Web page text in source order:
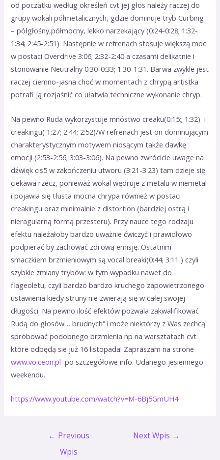
od początku według określeń cvt jej głos należy raczej do
grupy wokali półmetalicznych, gdzie dominuje tryb Curbing
– półgłośny,półmocny, lekko narzekający (0:24-0:28; 1:32-
1:34; 2:45-2:51). Następnie w refrenach stosuje większą moc
w postaci Overdrive 3:06; 2:32-2:40 a czasami delikatnie i
stonowanie Neutralny 0:30-0:33; 1:30-1:31. Barwa zwykle jest
raczej ciemno-jasna choć w momentach z chrypą artistka
potrafi ją rozjaśnić co ułatwia techniczne wykonanie chryp.
Na pewno Ruda wykorzystuje mnóstwo creaku(0:15;; 1:32) i
creakingu( 1:27; 2:44; 2:52)/W refrenach jest on dominującym
charakterystycznym motywem niosącym także dawkę
emocji (2:53-2:56; 3:03-3:06). Na pewno zwrócicie uwage na
dźwięk cis5 w zakończeniu utworu (3:21-3:23) tam dzieje się
ciekawa rzecz, ponieważ wokal wędruje z metalu w niemetal
i pojawia się tłusta mocna chrypa również w postaci
creakingu oraz minimalnie z distortion (bardziej ostrą i
nieragularną formą przesteru). Przy nauce tego rodzaju
efektu należałoby bardzo uważnie ćwiczyć i prawidłowo
podpierać by zachować zdrową emisję. Ostatnim
smaczkiem brzmieniowym są vocal breaki(0:44; 3:11 ) czyli
szybkie zmiany trybów: w tym wypadku nawet do
flageoletu, czyli bardzo bardzo kruchego zapowietrzonego
ustawienia kiedy struny nie zwierają się w całej swojej
długości. Na pewno ilość efektów pozwala zakwalifikować
Rudą do głosów ,, brudnych‘‘ i może niektórzy z Was zechcą
spróbować podobnego brzmienia np na warsztatach cvt
które odbędą sie już 16 listopada! Zapraszam na strone
www.voiceon.pl po szczegółowe info. Udanego jesiennego
weekendu.
https://www.youtube.com/watch?v=M-6Bj5GmUH4
← Previous
Wpis
Next Wpis →